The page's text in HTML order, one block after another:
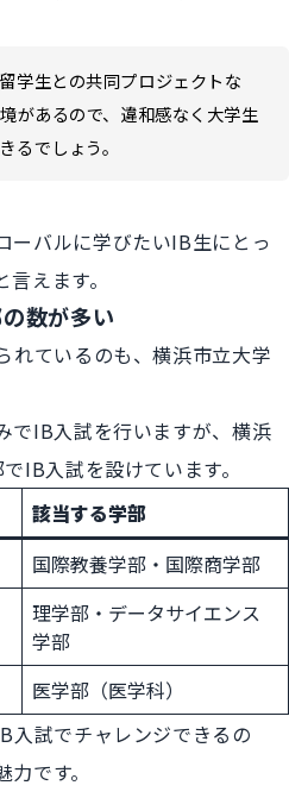
学生との共同プロジェクトな
があるので、違和感なく大学生
るでしょう。
ーバルに学びたいIB生にとっ
えます。
数が多い
れているのも、横浜市立大学
でIB入試を行いますが、横浜
IB入試を設けています。
該当する学部
国際教養学部・国際商学部
理学部・データサイエンス
学部
医学部（医学科）
入試でチャレンジできるの
です。